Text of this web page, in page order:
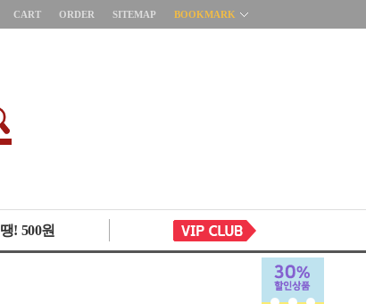
CART ORDER SITEMAP BOOKMARK
땡! 500원